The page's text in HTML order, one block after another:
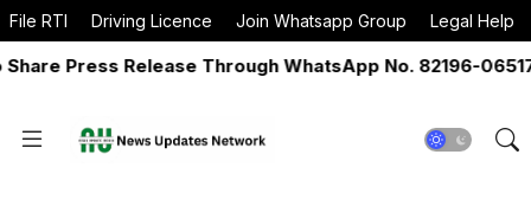
File RTI Driving Licence Join Whatsapp Group Legal Help
Release Through WhatsApp No. 82196-06517 Or